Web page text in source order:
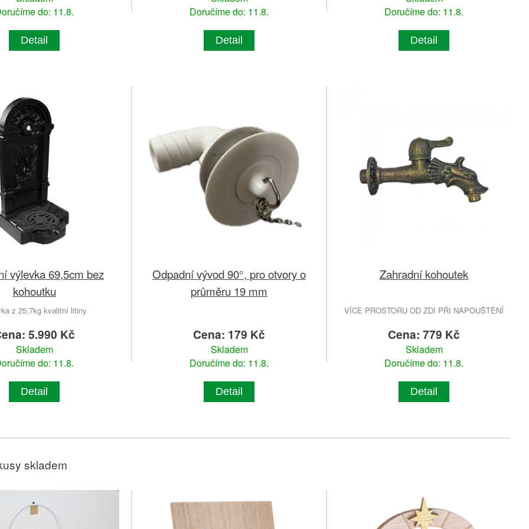
do: 11.8.
Detail
Doručíme do: 11.8.
Detail
Doručíme do: 11.8.
Detail
výlevka 69,5cm bez
kohoutku
z 25,7kg kvalitní litiny
5.990 Kč
Skladem
do: 11.8.
Detail
Odpadní vývod 90°, pro otvory o
průměru 19 mm
Cena: 179 Kč
Skladem
Doručíme do: 11.8.
Detail
Zahradní kohoutek
VÍCE PROSTORU OD ZDI PŘI NAPOUŠTĚNÍ
Cena: 779 Kč
Skladem
Doručíme do: 11.8.
Detail
skladem